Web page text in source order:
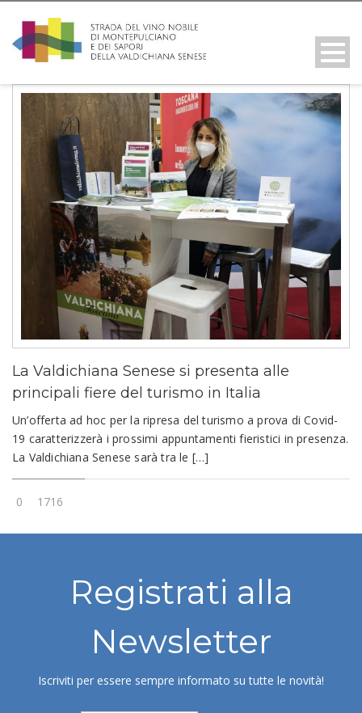
La Valdichiana Senese si presenta alle
principali fiere del turismo in Italia
Un’offerta ad hoc per la ripresa del turismo a prova di Covid-
19 caratterizzerà i prossimi appuntamenti fieristici in presenza.
La Valdichiana Senese sarà tra le […]
0 1716
Registrati alla
Newsletter
Iscriviti per essere sempre informato su tutte le novità!